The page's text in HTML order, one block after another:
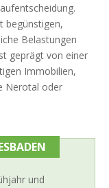
begünstigen,
Belastungen
geprägt von einer
Immobilien,
Nerotal oder
und